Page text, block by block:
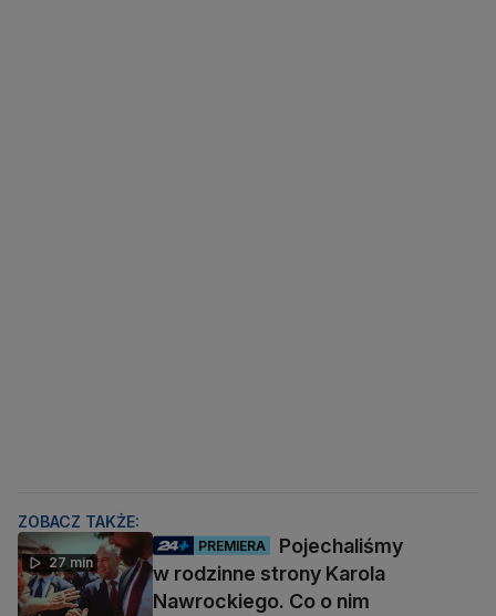
ZOBACZ TAKŻE:
27 min
PREMIERA
Pojechaliśmy
w rodzinne strony Karola
Nawrockiego. Co o nim